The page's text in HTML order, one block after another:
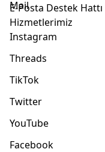
E-Posta Destek Hattı
Hizmetlerimiz
Instagram
Threads
TikTok
Twitter
YouTube
Facebook